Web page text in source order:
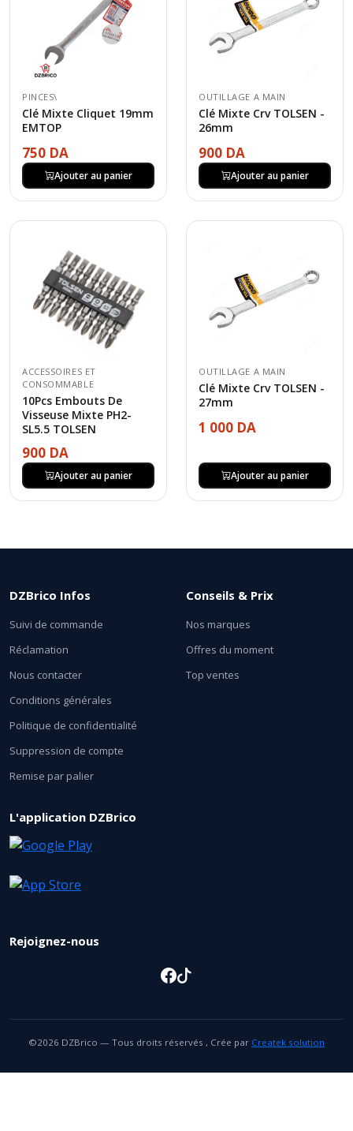
PINCES\
Clé Mixte Cliquet 19mm
EMTOP
750 DA
Ajouter au panier
OUTILLAGE A MAIN
Clé Mixte Crv TOLSEN -
26mm
900 DA
Ajouter au panier
ACCESSOIRES ET
CONSOMMABLE
10Pcs Embouts De
Visseuse Mixte PH2-
SL5.5 TOLSEN
900 DA
Ajouter au panier
OUTILLAGE A MAIN
Clé Mixte Crv TOLSEN -
27mm
1 000 DA
Ajouter au panier
DZBrico Infos
Suivi de commande
Réclamation
Nous contacter
Conditions générales
Politique de confidentialité
Suppression de compte
Remise par palier
Conseils & Prix
Nos marques
Offres du moment
Top ventes
L'application DZBrico
Rejoignez-nous
©2026 DZBrico — Tous droits réservés , Crée par Createk solution